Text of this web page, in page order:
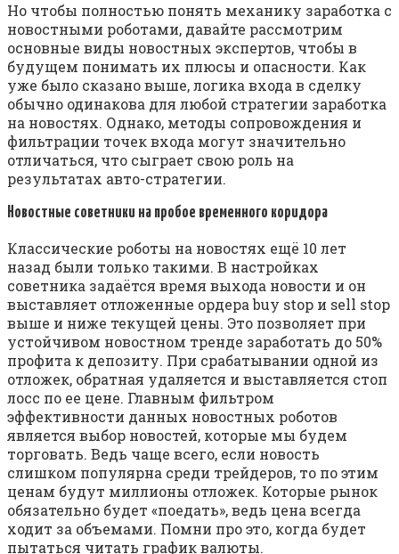
Но чтобы полностью понять механику заработка с
новостными роботами, давайте рассмотрим
основные виды новостных экспертов, чтобы в
будущем понимать их плюсы и опасности. Как
уже было сказано выше, логика входа в сделку
обычно одинакова для любой стратегии заработка
на новостях. Однако, методы сопровождения и
фильтрации точек входа могут значительно
отличаться, что сыграет свою роль на
результатах авто-стратегии.
Новостные советники на пробое временного коридора
Классические роботы на новостях ещё 10 лет
назад были только такими. В настройках
советника задаётся время выхода новости и он
выставляет отложенные ордера buy stop и sell stop
выше и ниже текущей цены. Это позволяет при
устойчивом новостном тренде заработать до 50%
профита к депозиту. При срабатывании одной из
отложек, обратная удаляется и выставляется стоп
лосс по ее цене. Главным фильтром
эффективности данных новостных роботов
является выбор новостей, которые мы будем
торговать. Ведь чаще всего, если новость
слишком популярна среди трейдеров, то по этим
ценам будут миллионы отложек. Которые рынок
обязательно будет «поедать», ведь цена всегда
ходит за объемами. Помни про это, когда будет
пытаться читать график валюты.